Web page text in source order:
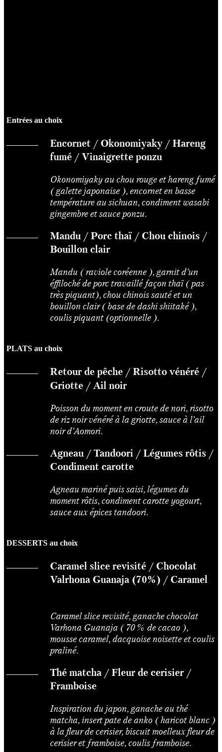
Entrées au choix
Encornet / Okonomiyaky / Hareng
fumé / Vinaigrette ponzu
Okonomiyaky au chou rouge et hareng fumé
( galette japonaise ), encornet en basse
température au sichuan, condiment wasabi
gingembre et sauce ponzu.
Mandu / Porc thaï / Chou chinois /
Bouillon clair
Mandu ( raviole coréenne ), garnit d’un
éffiloché de porc travaillé façon thaï ( pas
très piquant), chou chinois sauté et un
bouillon clair ( base de dashi shiitaké ),
coulis piquant (optionnelle ).
PLATS au choix
Retour de pêche / Risotto vénéré /
Griotte / Ail noir
Poisson du moment en croute de nori, risotto
de riz noir vénéré à la griotte, sauce à l’ail
noir d’Aomori.
Agneau / Tandoori / Légumes rôtis /
Condiment carotte
Agneau mariné puis saisi, légumes du
moment rôtis, condiment carotte yogourt,
sauce aux épices tandoori.
DESSERTS au choix
Caramel slice revisité / Chocolat
Valrhona Guanaja (70%) / Caramel
Caramel slice revisité, ganache chocolat
Varhona Guanaja ( 70 % de cacao ),
mousse caramel, dacquoise noisette et coulis
praliné.
Thé matcha / Fleur de cerisier /
Framboise
Inspiration du japon, ganache au thé
matcha, insert pate de anko ( haricot blanc )
à la fleur de cerisier, biscuit moelleux fleur de
cerisier et framboise, coulis framboise.